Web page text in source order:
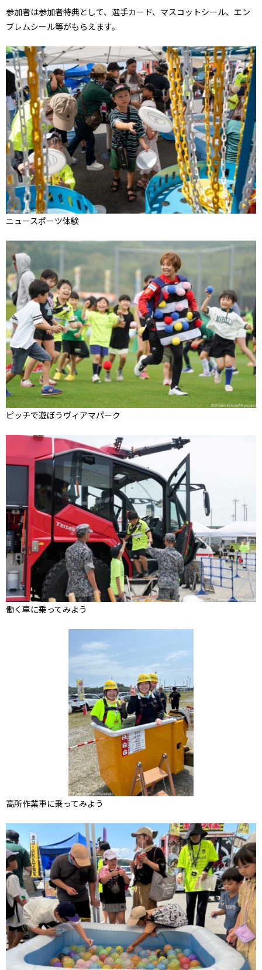
参加者は参加者特典として、選手カード、マスコットシール、エン
ブレムシール等がもらえます。
ニュースポーツ体験
ピッチで遊ぼうヴィアマパーク
働く車に乗ってみよう
高所作業車に乗ってみよう